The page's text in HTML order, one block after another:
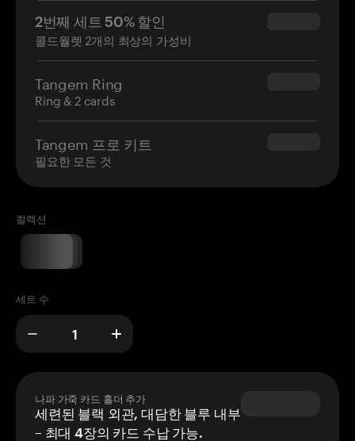
2번째 세트 50% 할인
콜드월렛 2개의 최상의 가성비
$34.95
Tangem Ring
Ring & 2 cards
$160.00
Tangem 프로 키트
필요한 모든 것
$180.00
컬렉션
세트 수
나파 가죽 카드 홀더 추가
세련된 블랙 외관, 대담한 블루 내부
– 최대 4장의 카드 수납 가능.